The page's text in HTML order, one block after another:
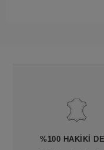
%100 HAKIKI